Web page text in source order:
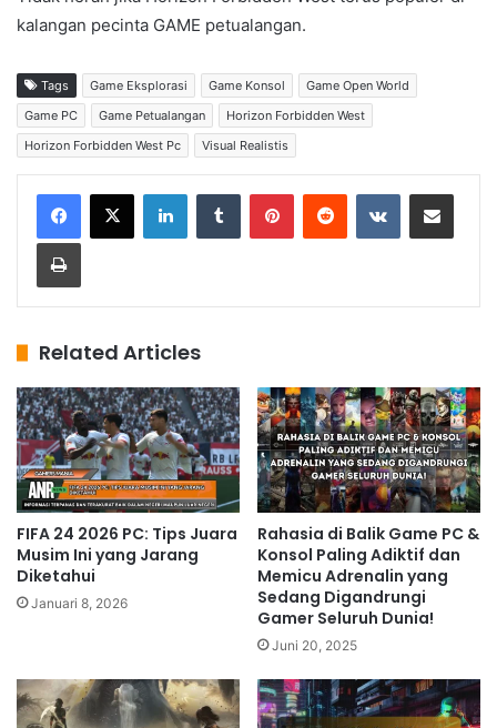
kalangan pecinta GAME petualangan.
Tags Game Eksplorasi Game Konsol
Game Open World
Game PC
Game Petualangan
Horizon Forbidden West
Horizon Forbidden West Pc
Visual Realistis
Related Articles
FIFA 24 2026 PC: Tips Juara
Musim Ini yang Jarang
Diketahui
Januari 8, 2026
Rahasia di Balik Game PC &
Konsol Paling Adiktif dan
Memicu Adrenalin yang
Sedang Digandrungi
Gamer Seluruh Dunia!
Juni 20, 2025